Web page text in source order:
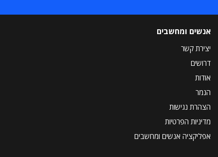
אנשים ומחשבים
יצירת קשר
דרושים
אודות
הנמר
הצהרת נגישות
מדיניות הפרטיות
אפליקציה אנשים ומחשבים